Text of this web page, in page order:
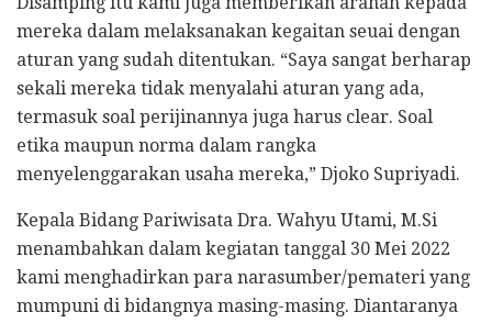
mereka dalam melaksanakan kegaitan seuai dengan
aturan yang sudah ditentukan. “Saya sangat berharap
sekali mereka tidak menyalahi aturan yang ada,
termasuk soal perijinannya juga harus clear. Soal
etika maupun norma dalam rangka
menyelenggarakan usaha mereka,” Djoko Supriyadi.
Kepala Bidang Pariwisata Dra. Wahyu Utami, M.Si
menambahkan dalam kegiatan tanggal 30 Mei 2022
kami menghadirkan para narasumber/pemateri yang
mumpuni di bidangnya masing-masing. Diantaranya